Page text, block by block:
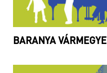
BARANYA VÁRMEGYE